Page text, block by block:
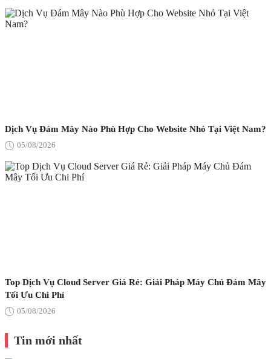
Dịch Vụ Đám Mây Nào Phù Hợp Cho Website Nhỏ Tại Việt Nam?
05/08/2026
Top Dịch Vụ Cloud Server Giá Rẻ: Giải Pháp Máy Chủ Đám Mây
Tối Ưu Chi Phí
05/08/2026
Tin mới nhất